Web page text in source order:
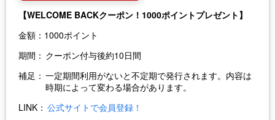
【WELCOME BACKクーポン！1000ポイントプレゼント】
金額： 1000ポイント
期間： クーポン付与後約10日間
補足： 一定期間利用がないと不定期で発行されます。内容は
時期によって変わる場合があります。
LINK： 公式サイトで会員登録！